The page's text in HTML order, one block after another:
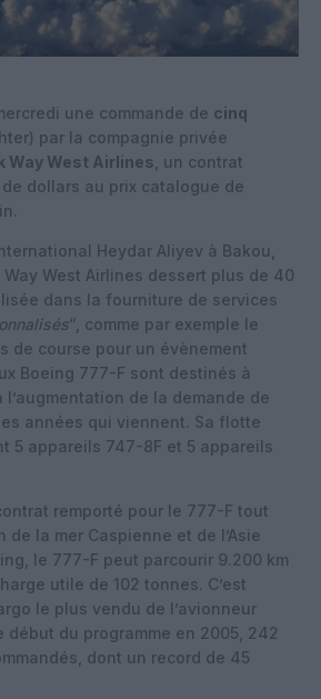
une commande de cinq
par la compagnie privée
Way West Airlines , un contrat
dollars au prix catalogue de
Heydar Aliyev à Bakou,
West Airlines dessert plus de 40
dans la fourniture de services
“, comme par exemple le
de course pour un évènement
Boeing 777-F sont destinés à
l’augmentation de la demande de
années qui viennent. Sa flotte
5 appareils 747-8F et 5 appareils
remporté pour le 777-F tout
de la mer Caspienne et de l’Asie
le 777-F peut parcourir 9.200 km
utile de 102 tonnes. C’est
le plus vendu de l’avionneur
début du programme en 2005, 242
dont un record de 45